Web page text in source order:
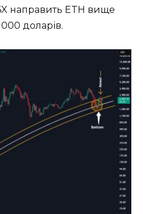
направить ETH вище
доларів.